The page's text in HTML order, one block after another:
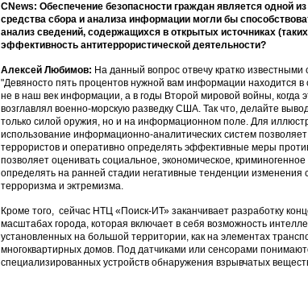
CNews: Обеспечение безопасности граждан является одной
средства сбора и анализа информации могли бы
анализ сведений, содержащихся в открытых источниках
эффективность антитеррористической деятельности?
Алексей Любимов: На данный вопрос отвечу кратко
"Девяносто пять процентов нужной вам информации находится
не в наш век информации, а в годы Второй мировой войны, когда
возглавлял военно-морскую разведку США. Так что, делайте
только силой оружия, но и на информационном поле. Для
использование информационно-аналитических систем
террористов и оперативно определять эффективные меры
позволяет оценивать социальное, экономическое,
определять на ранней стадии негативные тенденции изменения
терроризма и эктремизма.
Кроме того, сейчас НТЦ «Поиск-ИТ» заканчивает разработку
масштабах города, которая включает в себя возможность
установленных на большой территории, как на элементах
многоквартирных домов. Под датчиками или сенсорами
специализированных устройств обнаружения взрывчатых